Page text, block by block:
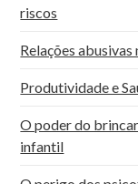
riscos
Relações
Produtividade e
O poder do
infantil